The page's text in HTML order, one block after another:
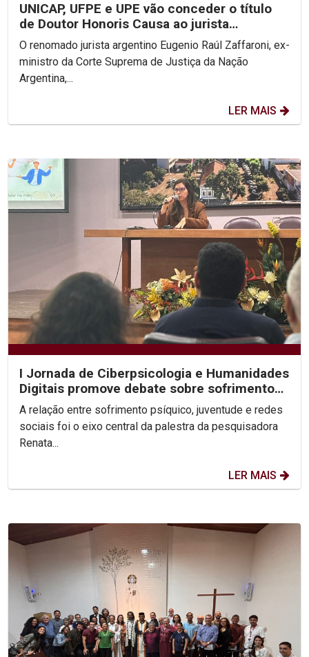
UNICAP, UFPE e UPE vão conceder o título
de Doutor Honoris Causa ao jurista
argentino Eugenio...
O renomado jurista argentino Eugenio Raúl Zaffaroni, ex-
ministro da Corte Suprema de Justiça da Nação
Argentina,...
LER MAIS
I Jornada de Ciberpsicologia e Humanidades
Digitais promove debate sobre sofrimento
psíquico nas...
A relação entre sofrimento psíquico, juventude e redes
sociais foi o eixo central da palestra da pesquisadora
Renata...
LER MAIS